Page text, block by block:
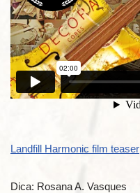
Landfill Harmonic film teaser
Dica: Rosana A. Vasques